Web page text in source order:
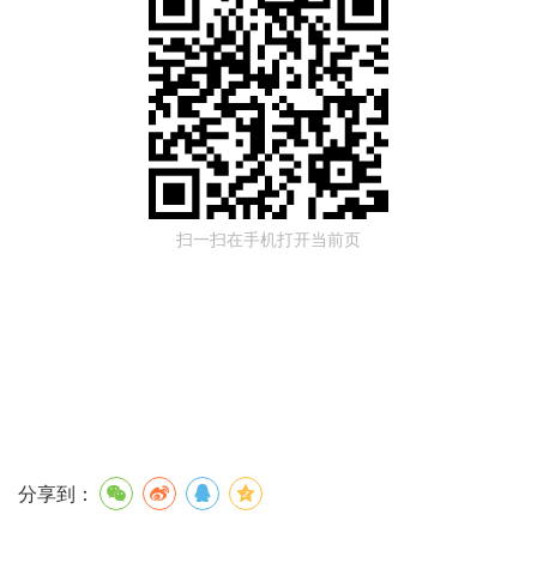
扫一扫在手机打开当前页
分享到：